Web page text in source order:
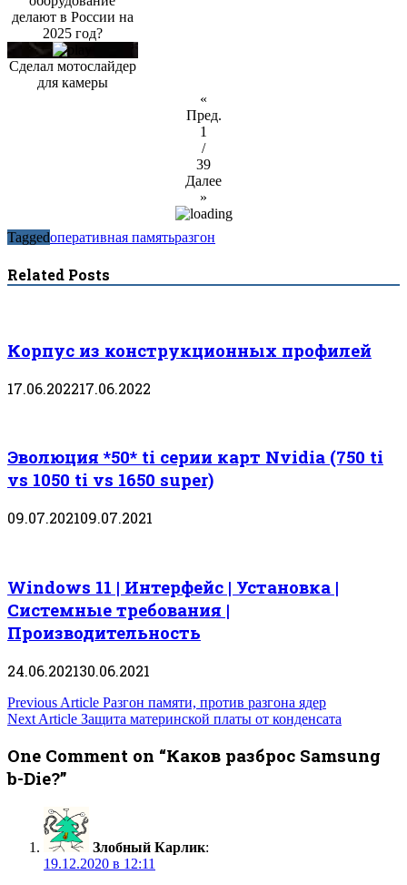
делают в России на
2025 год?
Сделал мотослайдер
для камеры
«
Пред.
1
/
39
Далее
»
Taggedоперативная памятьразгон
Related Posts
Корпус из конструкционных профилей
17.06.202217.06.2022
Эволюция *50* ti серии карт Nvidia (750 ti
vs 1050 ti vs 1650 super)
09.07.202109.07.2021
Windows 11 | Интерфейс | Установка |
Системные требования |
Производительность
24.06.202130.06.2021
Навигация
записям
Previous Article Разгон памяти, против разгона ядер
Next Article Защита материнской платы от конденсата
One Comment on “Каков разброс Samsung
b-Die?”
Злобный Карлик:
19.12.2020 в 12:11